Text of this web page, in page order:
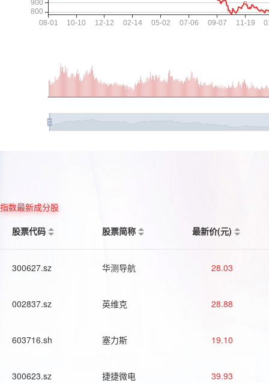
指数最新成分股
股票代码
股票简称 最新价(元)
300627.sz 华测导航 28.03
002837.sz 英维克 28.88
603716.sh 塞力斯 19.10
300623.sz 捷捷微电 39.93